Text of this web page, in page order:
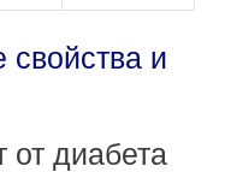
и
диабета